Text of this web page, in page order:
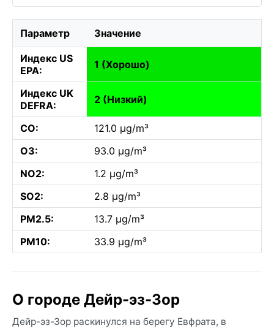
Параметр Значение
Индекс US
EPA:
1 (Хорошо)
Индекс UK
DEFRA:
2 (Низкий)
CO:
121.0 µg/m³
O3:
93.0 µg/m³
NO2:
1.2 µg/m³
SO2:
2.8 µg/m³
PM2.5:
13.7 µg/m³
PM10:
33.9 µg/m³
О городе Дейр-эз-Зор
Дейр-эз-Зор раскинулся на берегу Евфрата, в